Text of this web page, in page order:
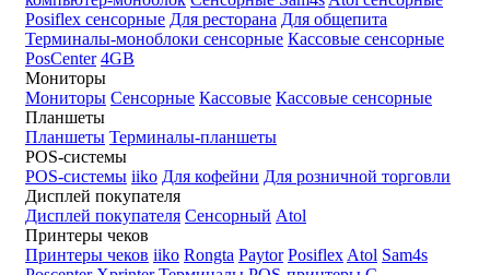
Posiflex сенсорные Для ресторана Для общепита
Терминалы-моноблоки сенсорные Кассовые сенсорные
PosCenter 4GB
Мониторы
Мониторы Сенсорные Кассовые Кассовые сенсорные
Планшеты
Планшеты Терминалы-планшеты
POS-системы
POS-системы iiko Для кофейни Для розничной торговли
Дисплей покупателя
Дисплей покупателя Сенсорный Atol
Принтеры чеков
Принтеры чеков iiko Rongta Paytor Posiflex Atol Sam4s